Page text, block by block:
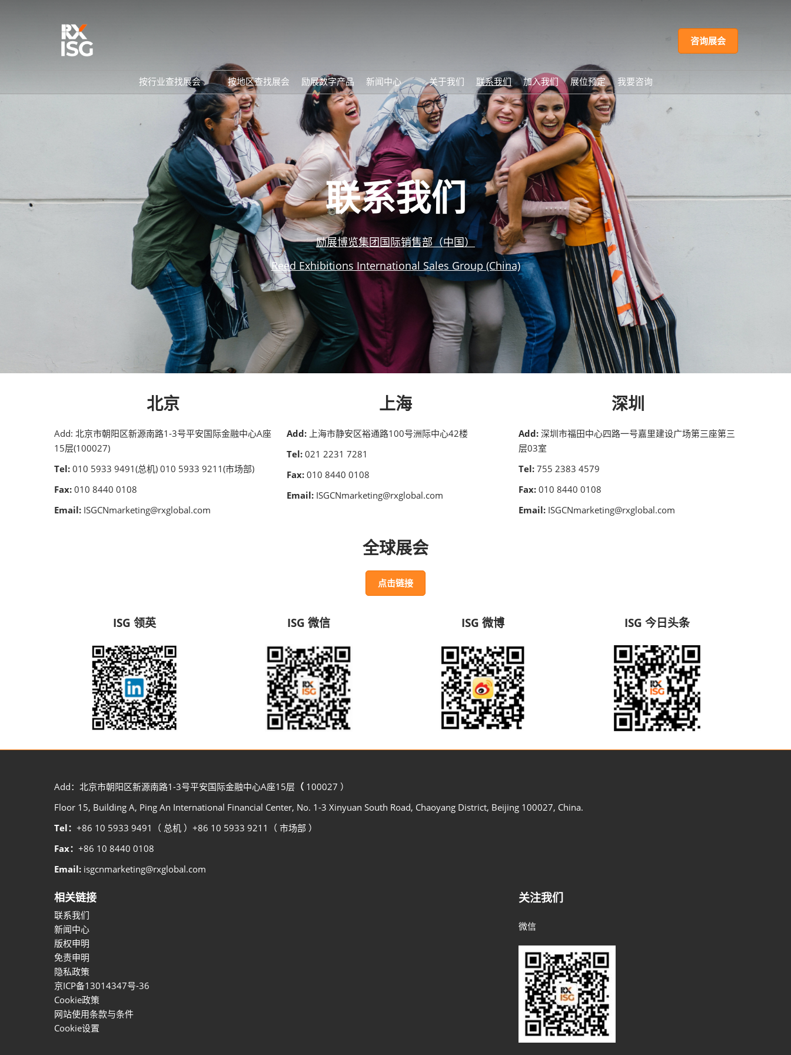
接
跳
容
咨询展会
按行业查找展会
航空航天及海事
建筑与施工
商业服务
设计
工程、制造及运输
环境与自然资源
食品
家居、礼品及五金
信息技术及电信
医药、健康与美容
财产
出版、传媒及传播
按地区查找展会 励展数字产品
新闻中心
视频中心
励展全球新闻中心
关于我们 联系我们 加入我们 展位预定 我要咨询
联系我们
励展博览集团国际销售部（中国）
Reed Exhibitions International Sales Group (China)
北京
Add: 北京市朝阳区新源南路1-3号平安国际金融中心A座
15层(100027)
Tel: 010 5933 9491(总机) 010 5933 9211(市场部)
Fax: 010 8440 0108
Email: ISGCNmarketing@rxglobal.com
上海
Add: 上海市静安区裕通路100号洲际中心42楼
Tel:021 2231 7281
Fax:010 8440 0108
Email:ISGCNmarketing@rxglobal.com
深圳
Add:深圳市福田中心四路一号嘉里建设广场第三座第三
层03室
Tel: 755 2383 4579
Fax: 010 8440 0108
Email: ISGCNmarketing@rxglobal.com
全球展会
点击链接
ISG 领英 ISG 微信 ISG 微博 ISG 今日头条
Add：北京市朝阳区新源南路1-3号平安国际金融中心A座15层 （ 100027 ）
Floor 15, Building A, Ping An International Financial Center, No. 1-3 Xinyuan South Road, Chaoyang District, Beijing 100027, China.
Tel： +86 10 5933 9491（ 总机 ）+86 10 5933 9211（ 市场部 ）
Fax： +86 10 8440 0108
Email: isgcnmarketing@rxglobal.com
相关链接
联系我们
新闻中心
版权申明
免责申明
隐私政策
京ICP备13014347号-36
Cookie政策
网站使用条款与条件
Cookie设置
关注我们
微信